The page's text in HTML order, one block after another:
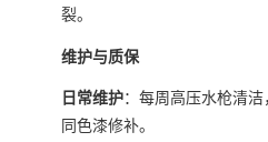
裂。
维护与质保
日常维护：每周高压水枪清
同色漆修补。